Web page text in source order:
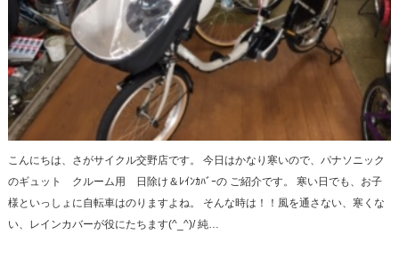
こんにちは、さがサイクル交野店です。 今日はかなり寒いので、パナソニック
のギュット クルーム用 日除け＆ﾚｲﾝｶﾊﾞｰの ご紹介です。 寒い日でも、お子
様といっしょに自転車はのりますよね。 そんな時は！！風を通さない、寒くな
い、レインカバーが役にたちます(^_^)/ 純…